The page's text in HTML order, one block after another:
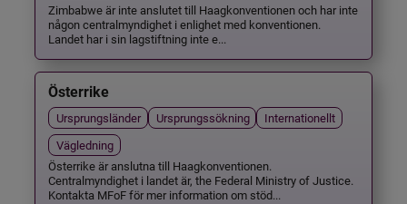
Zimbabwe är inte anslutet till Haagkonventionen och har inte
någon centralmyndighet i enlighet med konventionen.
Landet har i sin lagstiftning inte e...
Österrike
Ursprungsländer Ursprungssökning
Internationellt
Vägledning
Österrike är anslutna till Haagkonventionen.
Centralmyndighet i landet är, the Federal Ministry of Justice.
Kontakta MFoF för mer information om stöd...